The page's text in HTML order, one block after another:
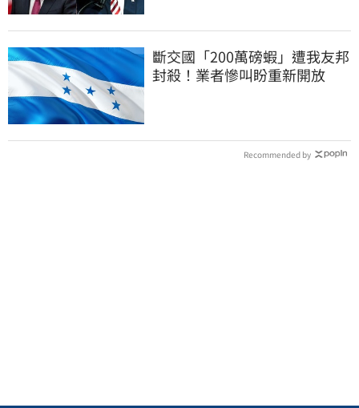
斷交國「200萬磅蝦」遭我友邦
封殺！業者慘叫盼重新開放
Recommended by